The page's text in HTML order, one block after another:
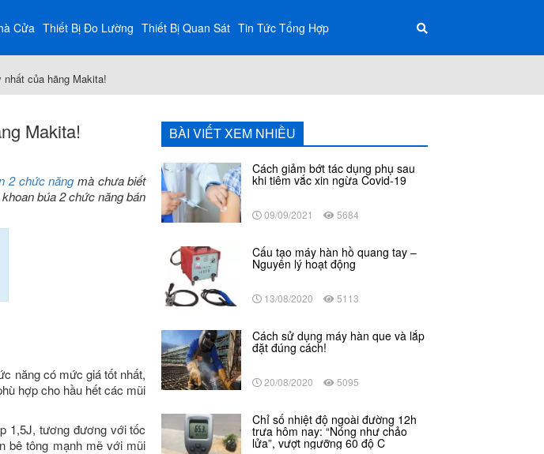
Cửa Thiết Bị Đo Lường Thiết Bị Quan Sát Tin Tức Tổng Hợp
của hãng Makita!
Makita!
2 chức năngmà chưa biết
búa 2 chức năng bán
năng có mức giá tốt nhất,
hợp cho hầu hết các mũi
1,5J, tương đương với tốc
bê tông mạnh mẽ với mũi
BÀI VIẾT XEM NHIỀU
Cách giảm bớt tác dụng phụ sau
khi tiêm vắc xin ngừa Covid-19
09/09/2021 5684
Cấu tạo máy hàn hồ quang tay –
Nguyên lý hoạt động
13/08/2020 5113
Cách sử dụng máy hàn que và lắp
đặt đúng cách!
20/08/2020 5095
Chỉ số nhiệt độ ngoài đường 12h
trưa hôm nay: “Nóng như chảo
lửa”, vượt ngưỡng 60 độ C